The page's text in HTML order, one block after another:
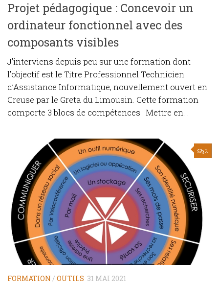
Projet pédagogique : Concevoir un
ordinateur fonctionnel avec des
composants visibles
J’interviens depuis peu sur une formation dont
l’objectif est le Titre Professionnel Technicien
d’Assistance Informatique, nouvellement ouvert en
Creuse par le Greta du Limousin. Cette formation
comporte 3 blocs de compétences : Mettre en...
2
FORMATION / OUTILS 31 MAI 2021